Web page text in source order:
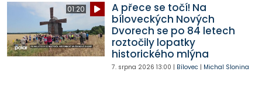
01:20
A přece se točí! Na
bíloveckých Nových
Dvorech se po 84 letech
roztočily lopatky
historického mlýna
7. srpna 2026 13:00 | Bílovec| Michal Slonina